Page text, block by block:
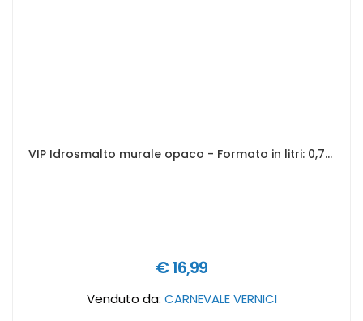
VIP Idrosmalto murale opaco - Formato in litri: 0,75 lt
€ 16,99
Venduto da: CARNEVALE VERNICI